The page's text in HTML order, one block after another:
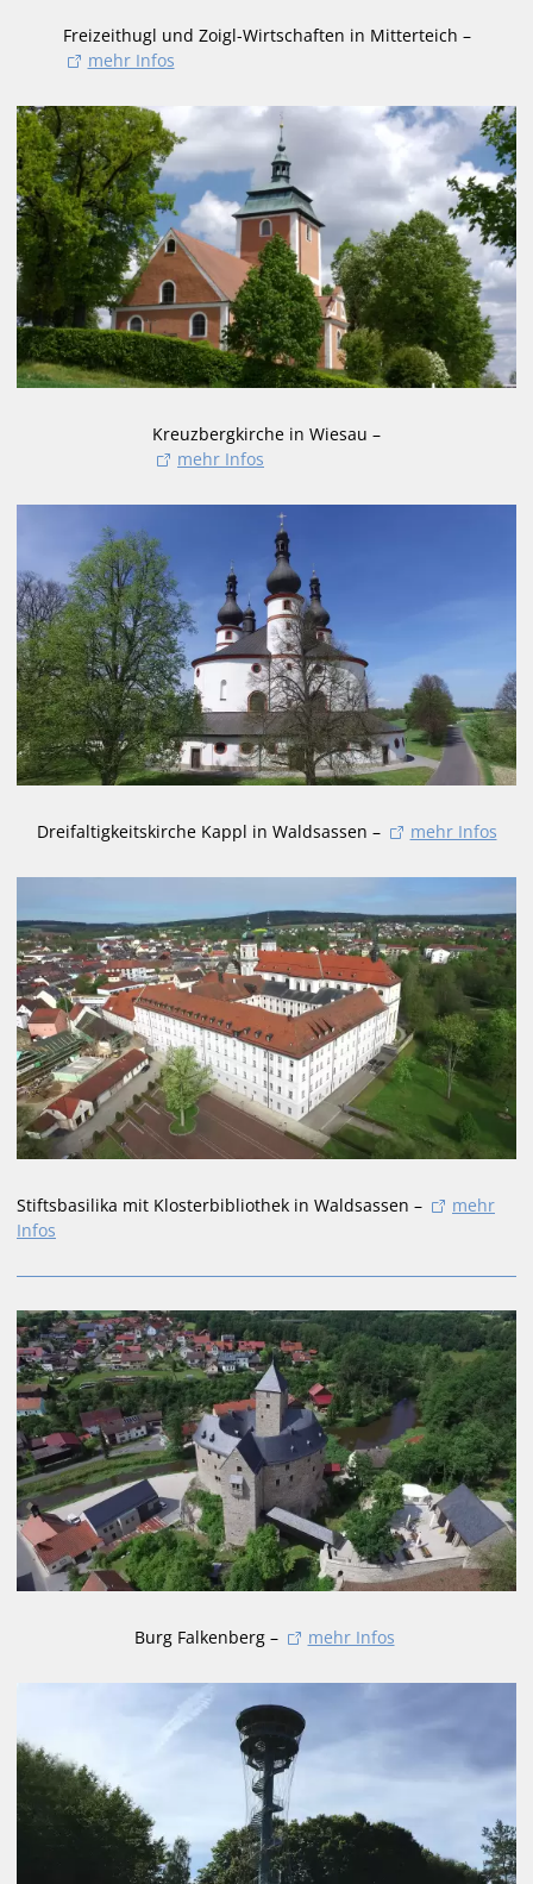
Freizeithugl und Zoigl-Wirtschaften in Mitterteich –
mehr Infos
Kreuzbergkirche in Wiesau –
mehr Infos
Dreifaltigkeitskirche Kappl in Waldsassen – mehr Infos
Stiftsbasilika mit Klosterbibliothek in Waldsassen –
mehr
Infos
Burg Falkenberg – mehr Infos